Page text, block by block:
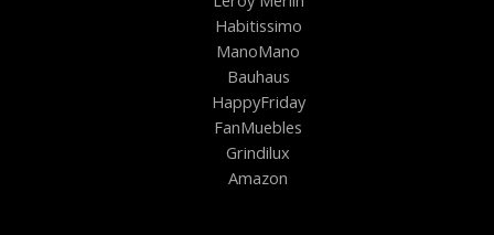
Habitissimo
ManoMano
Bauhaus
HappyFriday
FanMuebles
Grindilux
Amazon